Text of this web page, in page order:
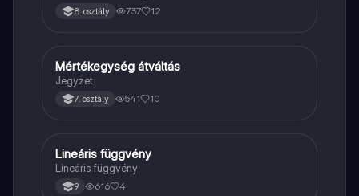
8. osztály 737 12
Matek
Mértékegység átváltás
Jegyzet
7. osztály 541 10
Matek
Lineáris függvény
Lineáris függvény
9 616 4